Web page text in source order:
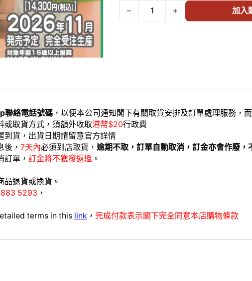
預訂 (2026年8月16日截) Daiki工業
加入
聯絡電話號碼 ，以便本公司通知閣下有關取貨安排及訂單處理服務，
或取貨方式，須額外收取港幣$20行政費
到貨，出貨日期請留意官方詳情
， 7天內必須到店取貨， 逾期不取，訂單自動取消，訂金亦會作廢，
單， 訂金將不獲發返還 。
退貨或換貨。
5293 ，
terms in this link ， 完成付款表示閣下完全同意本店購物條款